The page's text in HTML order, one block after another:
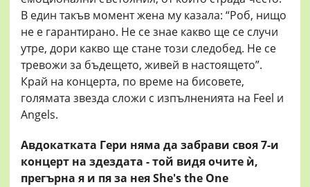
В един такъв момент жена му казала: “Роб, нищо
не е гарантирано. Не се знае какво ще се случи
утре, дори какво ще стане този следобед. Не се
тревожи за бъдещето, живей в настоящето”.
Край на концерта, по време на бисовете,
голямата звезда сложи с изпълненията на Feel и
Angels.
Авдокатката Гери няма да забрави своя 7-и
концерт на здездата - той видя очите ѝ,
прегърна я и пя за нея She's the One